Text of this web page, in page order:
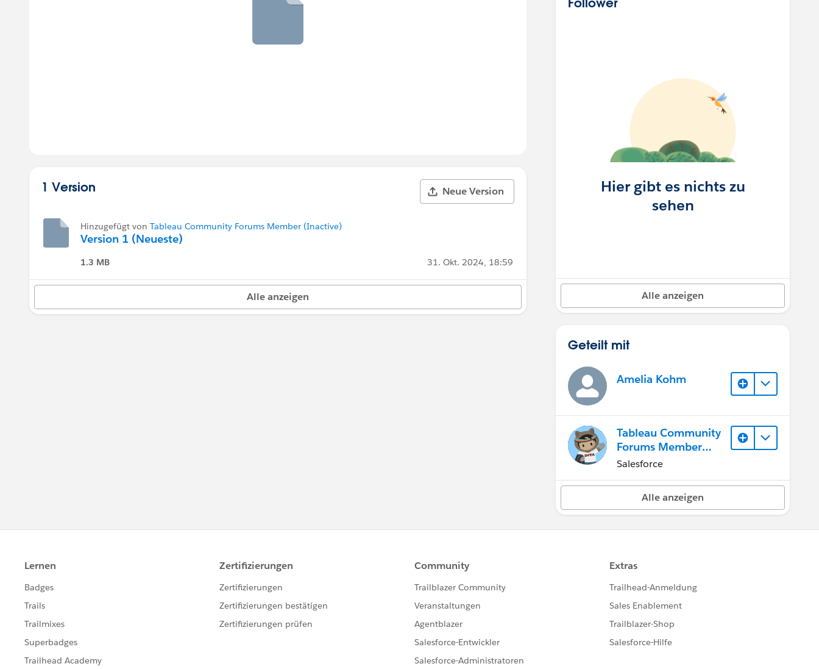
1 Version Neue Version
Hinzugefügt von Tableau Community Forums Member (Inactive)
Version 1 (Neueste)
1.3 MB 31. Okt. 2024, 18:59
Alle anzeigen
Hier gibt es nichts zu
sehen
Alle anzeigen
Geteilt mit
Amelia Kohm
Tableau Community
Forums Member
(Inactive)
Salesforce
Alle anzeigen